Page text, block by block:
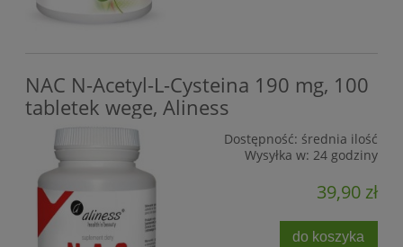
NAC N-Acetyl-L-Cysteina 190 mg, 100
tabletek wege, Aliness
Dostępność: średnia ilość
Wysyłka w: 24 godziny
39,90 zł
do koszyka